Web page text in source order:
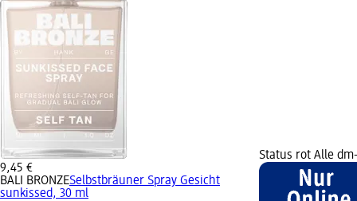
9,45 €
BALI BRONZESelbstbräuner Spray Gesicht
sunkissed, 30 ml
Status rot Alle